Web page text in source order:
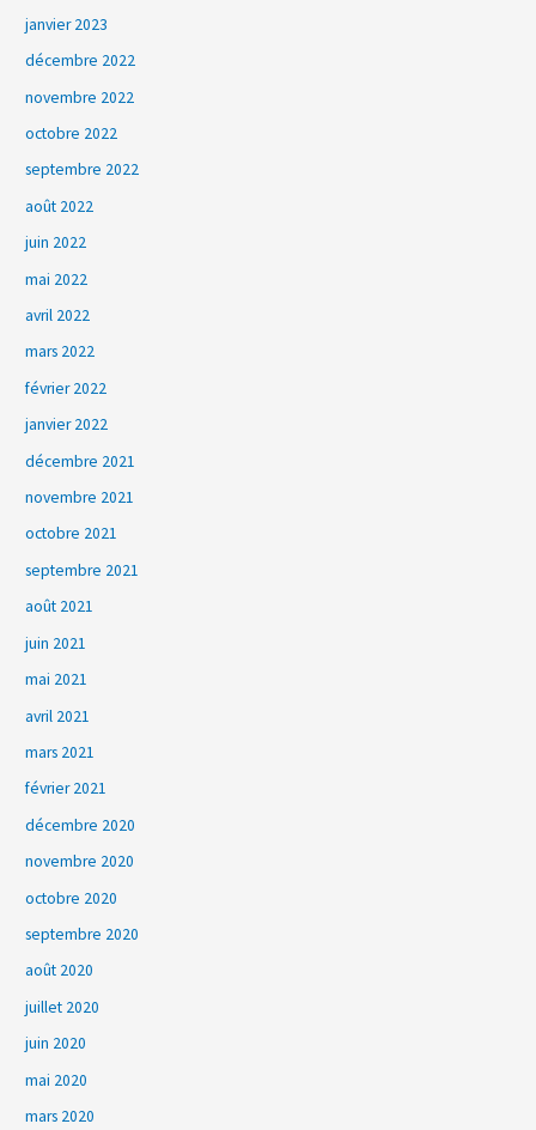
janvier 2023
décembre 2022
novembre 2022
octobre 2022
septembre 2022
août 2022
juin 2022
mai 2022
avril 2022
mars 2022
février 2022
janvier 2022
décembre 2021
novembre 2021
octobre 2021
septembre 2021
août 2021
juin 2021
mai 2021
avril 2021
mars 2021
février 2021
décembre 2020
novembre 2020
octobre 2020
septembre 2020
août 2020
juillet 2020
juin 2020
mai 2020
mars 2020